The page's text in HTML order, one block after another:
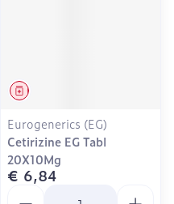
Geneesmiddel
Eurogenerics (EG)
Cetirizine EG Tabl
20X10Mg
€ 6,84